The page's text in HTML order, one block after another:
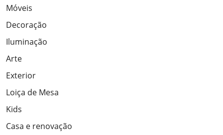
Móveis
Decoração
Iluminação
Arte
Exterior
Loiça de Mesa
Kids
Casa e renovação